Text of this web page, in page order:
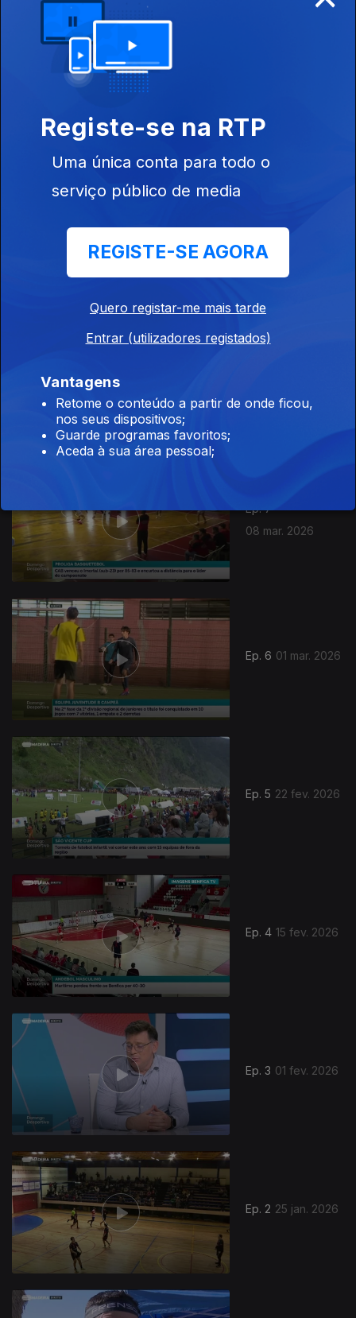
29 mar. 2026
Ep. 7
08 mar. 2026
Ep. 6 01 mar. 2026
Ep. 5 22 fev. 2026
Ep. 4 15 fev. 2026
Ep. 3 01 fev. 2026
Ep. 2 25 jan. 2026
901631
Registe-se na RTP
Uma única conta para todo o
serviço público de media
REGISTE-SE AGORA
Quero registar-me mais tarde
Entrar (utilizadores registados)
Vantagens
Retome o conteúdo a partir de onde ficou,
nos seus dispositivos;
Guarde programas favoritos;
Aceda à sua área pessoal;